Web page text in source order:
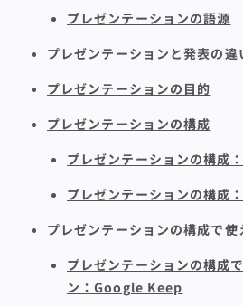
プレゼンテーションの語源
プレゼンテーションと発表の違
プレゼンテーションの目的
プレゼンテーションの構成
プレゼンテーションの構成
プレゼンテーションの構成
プレゼンテーションの構成で
プレゼンテーションの構成
ン：Google Keep